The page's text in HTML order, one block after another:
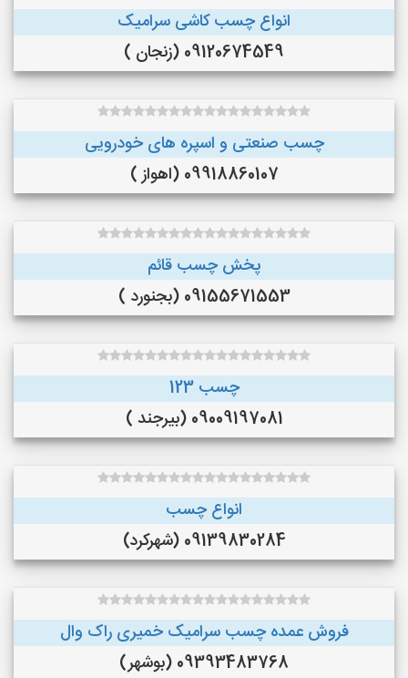
انواع چسب کاشی سرامیک
09120674549 (زنجان )
چسب صنعتی و اسپره های خودرویی
09918860107 (اهواز )
پخش چسب قائم
09155671553 (بجنورد )
چسب 123
09009197081 (بیرجند )
انواع چسب
09139830284 (شهرکرد)
فروش عمده چسب سرامیک خمیری راک وال
09393483768 (بوشهر)